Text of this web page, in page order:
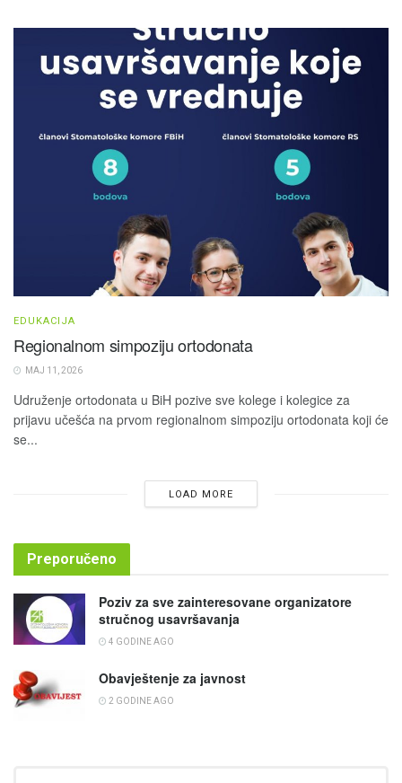
EDUKACIJA
Regionalnom simpoziju ortodonata
MAJ 11, 2026
Udruženje ortodonata u BiH pozive sve kolege i kolegice za
prijavu učešća na prvom regionalnom simpoziju ortodonata koji će
se...
LOAD MORE
Preporučeno
Poziv za sve zainteresovane organizatore
stručnog usavršavanja
4 GODINE AGO
Obavještenje za javnost
2 GODINE AGO